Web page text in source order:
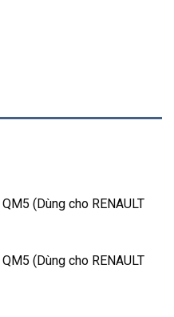
(Dùng cho RENAULT
(Dùng cho RENAULT